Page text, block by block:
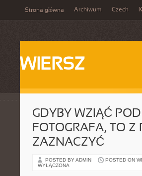
Strona główna Archiwum Czech
WIERSZ
GDYBY WZIĄĆ
FOTOGRAFA, TO
ZAZNACZYĆ
POSTED BY ADMIN POSTED ON
WYŁĄCZONA